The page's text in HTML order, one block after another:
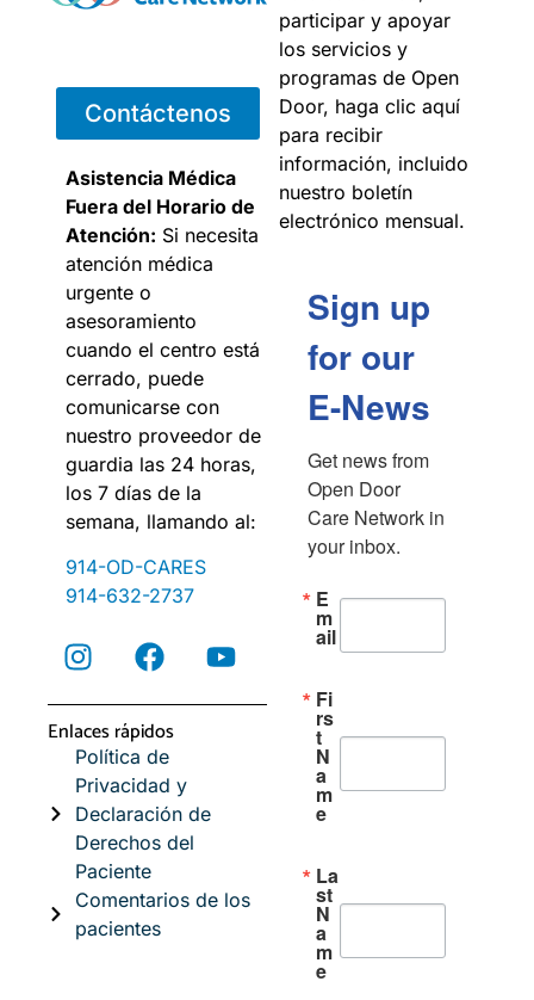
Contáctenos
Asistencia Médica
Fuera del Horario de
Atención: Si necesita
atención médica
urgente o
asesoramiento
cuando el centro está
cerrado, puede
comunicarse con
nuestro proveedor de
guardia las 24 horas,
los 7 días de la
semana, llamando al:
914-OD-CARES
914-632-2737
Enlaces rápidos
Política de
Privacidad y
Declaración de
Derechos del
Paciente
Comentarios de los
pacientes
participar y apoyar
los servicios y
programas de Open
Door, haga clic aquí
para recibir
información, incluido
nuestro boletín
electrónico mensual.
Sign up
for our
E-News
Get news from
Open Door
Care Network in
your inbox.
E
m
ail
Fi
rs
t
N
a
m
e
La
st
N
a
m
e